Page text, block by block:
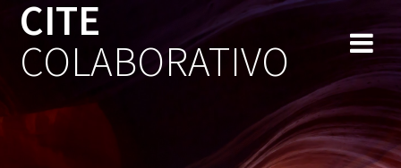
al
contenido
CITE
COLABORATIVO